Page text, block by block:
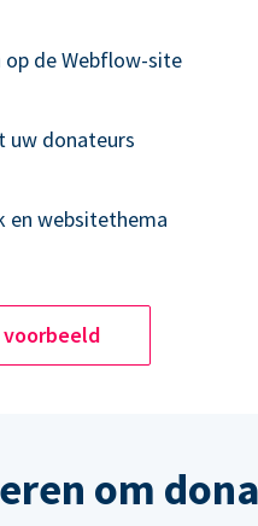
de Webflow-site
uw donateurs
en websitethema
voorbeeld
om